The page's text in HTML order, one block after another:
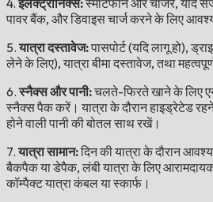
पावर बैंक, और डिवाइस चार्ज करने के लिए
5.यात्रा दस्तावेज:पासपोर्ट (यदि लागू हो),
लेने के लिए), यात्रा बीमा दस्तावेज, तथा
6.स्नैक्स और पानी:चलते-फिरते खाने के लिए
स्नैक्स पैक करें। यात्रा के दौरान हाइड्रेटेड
होने वाली पानी की बोतल साथ रखें।
7.यात्रा सामान:दिन की यात्रा के दौरान
बैकपैक या डेपैक, लंबी यात्रा के लिए
कॉम्पैक्ट यात्रा कंबल या स्कार्फ।